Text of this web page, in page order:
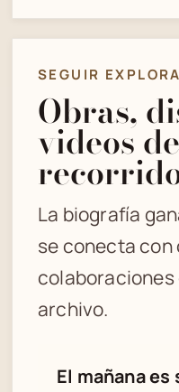
SEGUIR
Obras,
videos
La biografía
se conecta con
archivo.
El mañana